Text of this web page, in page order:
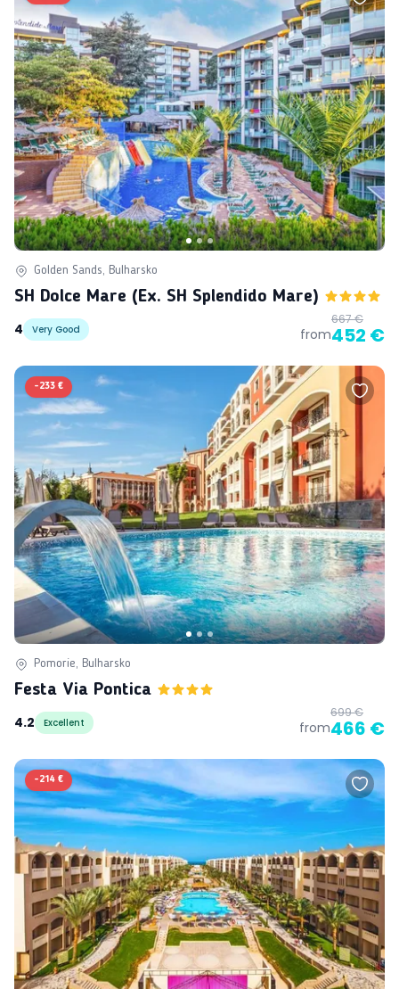
Golden Sands, Bulharsko
SH Dolce Mare (ex. SH Splendido Mare)
4
Very Good from
667 €
452 €
-233 €
Pomorie, Bulharsko
Festa Via Pontica
4.2
Excellent from
699 €
466 €
-214 €